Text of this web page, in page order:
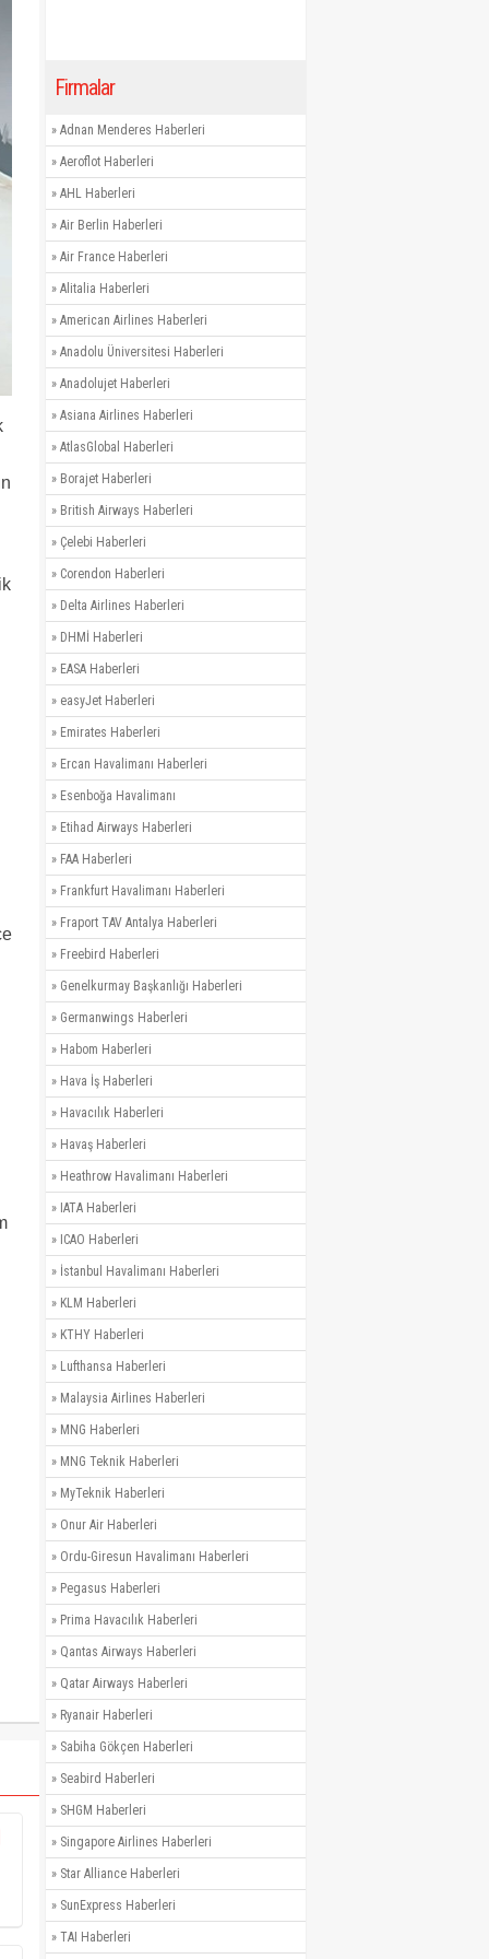
Firmalar
» Adnan Menderes Haberleri
» Aeroflot Haberleri
» AHL Haberleri
» Air Berlin Haberleri
» Air France Haberleri
» Alitalia Haberleri
» American Airlines Haberleri
» Anadolu Üniversitesi Haberleri
» Anadolujet Haberleri
» Asiana Airlines Haberleri
» AtlasGlobal Haberleri
» Borajet Haberleri
» British Airways Haberleri
» Çelebi Haberleri
» Corendon Haberleri
» Delta Airlines Haberleri
» DHMİ Haberleri
» EASA Haberleri
» easyJet Haberleri
» Emirates Haberleri
» Ercan Havalimanı Haberleri
» Esenboğa Havalimanı
» Etihad Airways Haberleri
» FAA Haberleri
» Frankfurt Havalimanı Haberleri
» Fraport TAV Antalya Haberleri
» Freebird Haberleri
» Genelkurmay Başkanlığı Haberleri
» Germanwings Haberleri
» Habom Haberleri
» Hava İş Haberleri
» Havacılık Haberleri
» Havaş Haberleri
» Heathrow Havalimanı Haberleri
» IATA Haberleri
» ICAO Haberleri
» İstanbul Havalimanı Haberleri
» KLM Haberleri
» KTHY Haberleri
» Lufthansa Haberleri
» Malaysia Airlines Haberleri
» MNG Haberleri
» MNG Teknik Haberleri
» MyTeknik Haberleri
» Onur Air Haberleri
» Ordu-Giresun Havalimanı Haberleri
» Pegasus Haberleri
» Prima Havacılık Haberleri
» Qantas Airways Haberleri
» Qatar Airways Haberleri
» Ryanair Haberleri
» Sabiha Gökçen Haberleri
» Seabird Haberleri
» SHGM Haberleri
» Singapore Airlines Haberleri
» Star Alliance Haberleri
» SunExpress Haberleri
» TAI Haberleri